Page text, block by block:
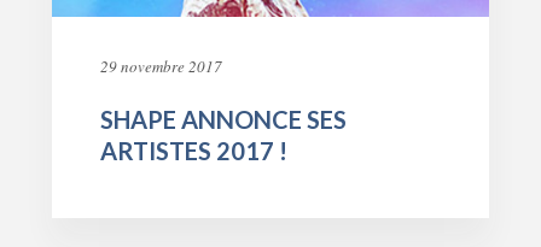
29 novembre 2017
SHAPE ANNONCE SES
ARTISTES 2017 !